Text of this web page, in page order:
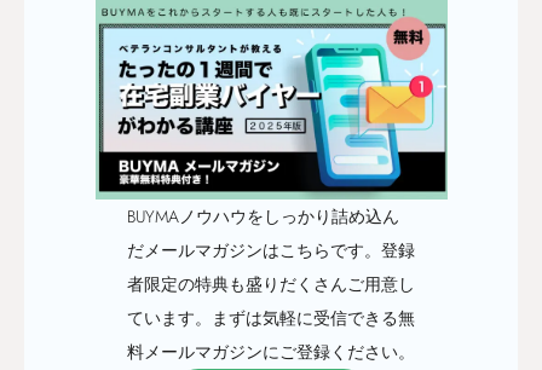
BUYMAノウハウをしっかり詰め込ん
だメールマガジンはこちらです。登録
者限定の特典も盛りだくさんご用意し
ています。まずは気軽に受信できる無
料メールマガジンにご登録ください。